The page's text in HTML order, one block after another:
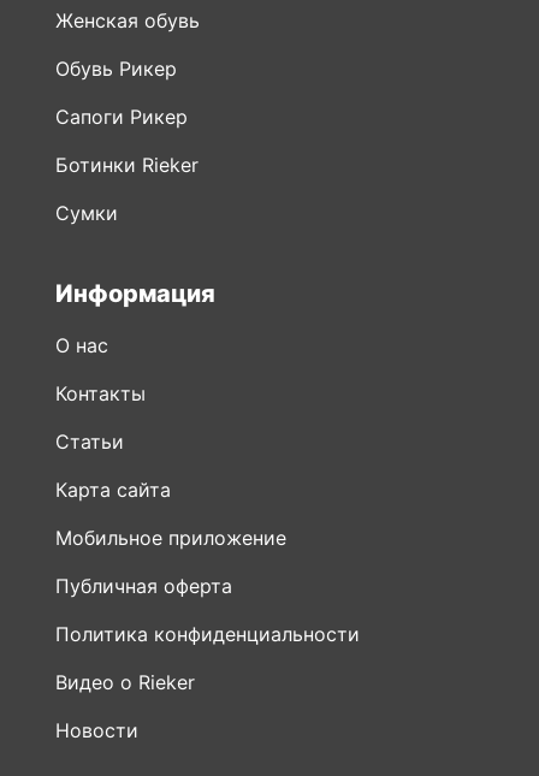
Женская обувь
Обувь Рикер
Сапоги Рикер
Ботинки Rieker
Сумки
Информация
О нас
Контакты
Статьи
Карта сайта
Мобильное приложение
Публичная оферта
Политика конфиденциальности
Видео о Rieker
Новости